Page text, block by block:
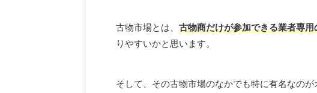
古物市場とは、 古物商だけが参加できる業者専用
りやすいかと思います。
そして、その古物市場のなかでも特に有名なのが